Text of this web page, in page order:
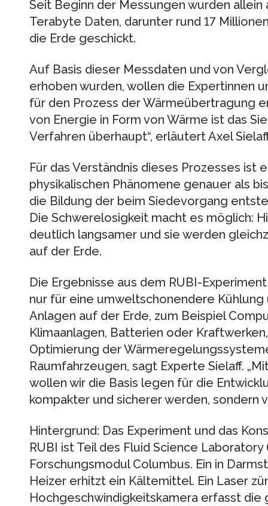
Seit Beginn der Messungen wurden allein
Terabyte Daten, darunter rund 17
die Erde geschickt.
Auf Basis dieser Messdaten und von
erhoben wurden, wollen die Expertinnen
für den Prozess der Wärmeübertragung
von Energie in Form von Wärme ist das
Verfahren überhaupt“, erläutert Axel
Für das Verständnis dieses Prozesses ist
physikalischen Phänomene genauer als
die Bildung der beim Siedevorgang
Die Schwerelosigkeit macht es möglich:
deutlich langsamer und sie werden
auf der Erde.
Die Ergebnisse aus dem RUBI-
nur für eine umweltschonendere
Anlagen auf der Erde, zum Beispiel
Klimaanlagen, Batterien oder
Optimierung der
Raumfahrzeugen, sagt Experte Sielaff.
wollen wir die Basis legen für die
kompakter und sicherer werden, sondern
Hintergrund: Das Experiment und das
RUBI ist Teil des Fluid Science Laboratory
Forschungsmodul Columbus. Ein in
Heizer erhitzt ein Kältemittel. Ein Laser
Hochgeschwindigkeitskamera erfasst